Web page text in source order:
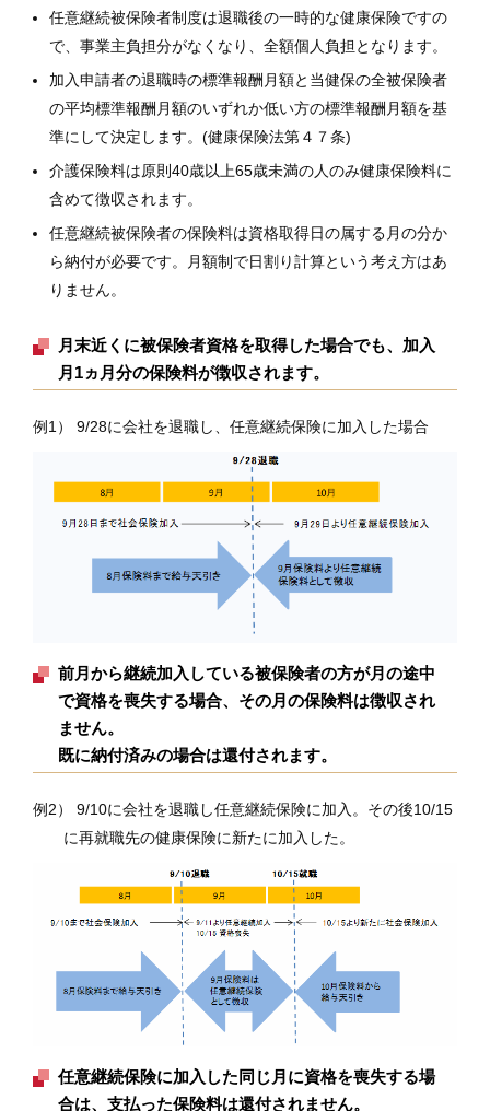
任意継続被保険者制度は退職後の一時的な健康保険ですの
で、事業主負担分がなくなり、全額個人負担となります。
加入申請者の退職時の標準報酬月額と当健保の全被保険者
の平均標準報酬月額のいずれか低い方の標準報酬月額を基
準にして決定します。(健康保険法第４７条)
介護保険料は原則40歳以上65歳未満の人のみ健康保険料に
含めて徴収されます。
任意継続被保険者の保険料は資格取得日の属する月の分か
ら納付が必要です。月額制で日割り計算という考え方はあ
りません。
月末近くに被保険者資格を取得した場合でも、加入
月1ヵ月分の保険料が徴収されます。
例1） 9/28に会社を退職し、任意継続保険に加入した場合
前月から継続加入している被保険者の方が月の途中
で資格を喪失する場合、その月の保険料は徴収され
ません。
既に納付済みの場合は還付されます。
例2） 9/10に会社を退職し任意継続保険に加入。その後10/15
に再就職先の健康保険に新たに加入した。
任意継続保険に加入した同じ月に資格を喪失する場
合は、支払った保険料は還付されません。